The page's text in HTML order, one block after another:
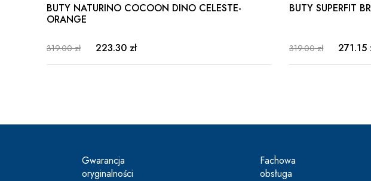
BUTY NATURINO COCOON DINO CELESTE-
ORANGE
319.00 zł 223.30 zł
BUTY SUPERFIT
319.00 zł 271.15
Gwarancja
oryginalności
Fachowa
obsługa